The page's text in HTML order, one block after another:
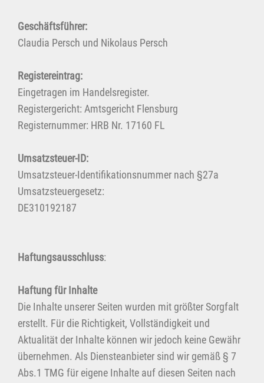
Geschäftsführer:
Claudia Persch und Nikolaus Persch
Registereintrag:
Eingetragen im Handelsregister.
Registergericht: Amtsgericht Flensburg
Registernummer: HRB Nr. 17160 FL
Umsatzsteuer-ID:
Umsatzsteuer-Identifikationsnummer nach §27a
Umsatzsteuergesetz:
DE310192187
Haftungsausschluss:
Haftung für Inhalte
Die Inhalte unserer Seiten wurden mit größter Sorgfalt
erstellt. Für die Richtigkeit, Vollständigkeit und
Aktualität der Inhalte können wir jedoch keine Gewähr
übernehmen. Als Diensteanbieter sind wir gemäß § 7
Abs.1 TMG für eigene Inhalte auf diesen Seiten nach